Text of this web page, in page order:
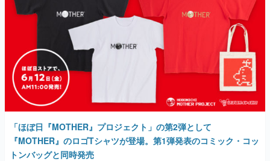
「ほぼ日『MOTHER』プロジェクト」の第2弾として
『MOTHER』のロゴTシャツが登場。第1弾発表のコミック・コッ
トンバッグと同時発売